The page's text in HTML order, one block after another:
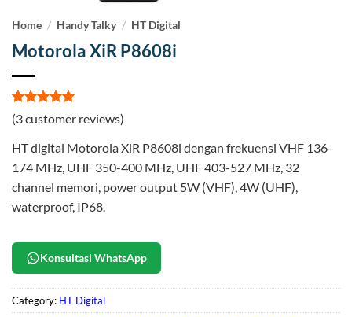
Home / Handy Talky / HT Digital
Motorola XiR P8608i
Rated5
out of 5
3
customer
ratings
(3customer reviews)
HT digital Motorola XiR P8608i dengan frekuensi VHF 136-
174 MHz, UHF 350-400 MHz, UHF 403-527 MHz, 32
channel memori, power output 5W (VHF), 4W (UHF),
waterproof, IP68.
Konsultasi WhatsApp
Category: HT Digital